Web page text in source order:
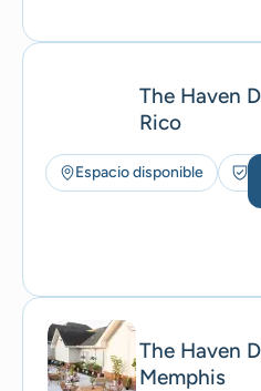
The Haven
Rico
Espacio disponible
The Haven
Memphis